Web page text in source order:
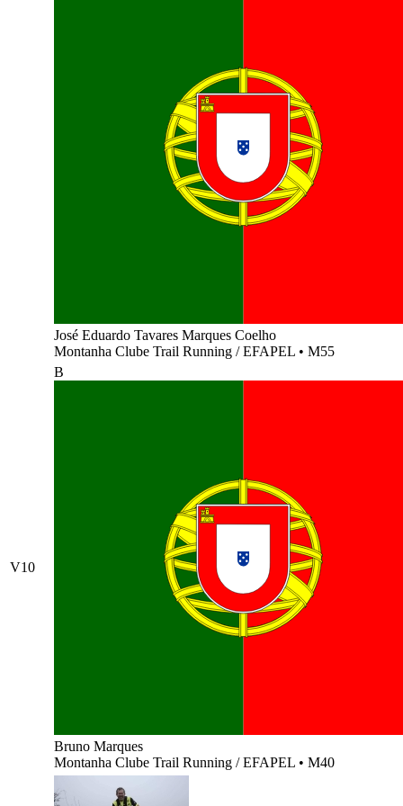
José Eduardo Tavares Marques Coelho
Montanha Clube Trail Running / EFAPEL • M55
V10
B
Bruno Marques
Montanha Clube Trail Running / EFAPEL • M40